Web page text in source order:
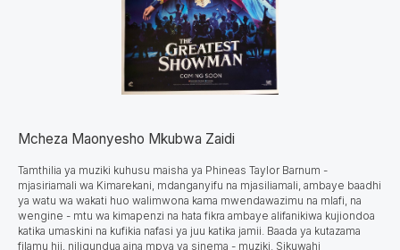
Mcheza Maonyesho Mkubwa Zaidi
Tamthilia ya muziki kuhusu maisha ya Phineas Taylor Barnum -
mjasiriamali wa Kimarekani, mdanganyifu na mjasiliamali, ambaye baadhi
ya watu wa wakati huo walimwona kama mwendawazimu na mlafi, na
wengine - mtu wa kimapenzi na hata fikra ambaye alifanikiwa kujiondoa
katika umaskini na kufikia nafasi ya juu katika jamii. Baada ya kutazama
filamu hii, niligundua aina mpya ya sinema - muziki. Sikuwahi